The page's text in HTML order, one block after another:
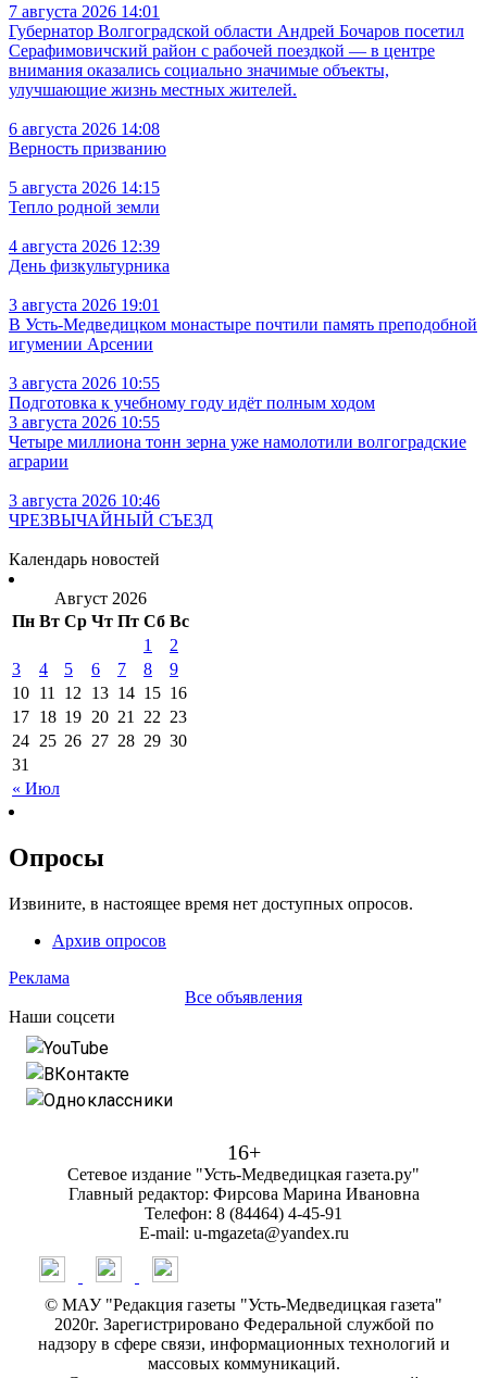
7 августа 2026 14:01
Губернатор Волгоградской области Андрей Бочаров посетил
Серафимовичский район с рабочей поездкой — в центре
внимания оказались социально значимые объекты,
улучшающие жизнь местных жителей.
6 августа 2026 14:08
Верность призванию
5 августа 2026 14:15
Тепло родной земли
4 августа 2026 12:39
День физкультурника
3 августа 2026 19:01
В Усть‑Медведицком монастыре почтили память преподобной
игумении Арсении
3 августа 2026 10:55
Подготовка к учебному году идёт полным ходом
3 августа 2026 10:55
Четыре миллиона тонн зерна уже намолотили волгоградские
аграрии
3 августа 2026 10:46
ЧРЕЗВЫЧАЙНЫЙ СЪЕЗД
Календарь новостей
Август 2026
Пн Вт Ср Чт Пт Сб Вс
« Июл
1
2
3
4 5 6 7 8
9
10 11 12 13 14 15 16
17 18 19 20 21 22 23
24 25 26 27 28 29 30
31
Опросы
Извините, в настоящее время нет доступных опросов.
Архив опросов
Реклама
Все объявления
Наши соцсети
YouTube
ВКонтакте
Одноклассники
16+
Сетевое издание "Усть-Медведицкая газета.ру"
Главный редактор: Фирсова Марина Ивановна
Телефон: 8 (84464) 4-45-91
E-mail: u-mgazeta@yandex.ru
© МАУ "Редакция газеты "Усть-Медведицкая газета"
2020г. Зарегистрировано Федеральной службой по
надзору в сфере связи, информационных технологий и
массовых коммуникаций.